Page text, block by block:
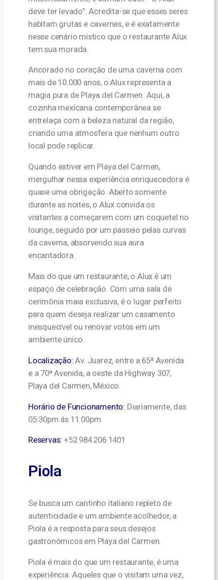
deve ter levado”. Acredita-se que esses seres
habitam grutas e cavernas, e é exatamente
nesse cenário místico que o restaurante Alux
tem sua morada.
Ancorado no coração de uma caverna com
mais de 10.000 anos, o Alux representa a
magia pura de Playa del Carmen. Aqui, a
cozinha mexicana contemporânea se
entrelaça com a beleza natural da região,
criando uma atmosfera que nenhum outro
local pode replicar.
Quando estiver em Playa del Carmen,
mergulhar nessa experiência enriquecedora é
quase uma obrigação. Aberto somente
durante as noites, o Alux convida os
visitantes a começarem com um coquetel no
lounge, seguido por um passeio pelas curvas
da caverna, absorvendo sua aura
encantadora.
Mais do que um restaurante, o Alux é um
espaço de celebração. Com uma sala de
cerimônia maia exclusiva, é o lugar perfeito
para quem deseja realizar um casamento
inesquecível ou renovar votos em um
ambiente único.
Localização: Av. Juarez, entre a 65ª Avenida
e a 70ª Avenida, a oeste da Highway 307,
Playa del Carmen, México.
Horário de Funcionamento: Diariamente, das
05:30pm ás 11:00pm
Reservas: +52 984 206 1401
Piola
Se busca um cantinho italiano repleto de
autenticidade e um ambiente acolhedor, a
Piola é a resposta para seus desejos
gastronômicos em Playa del Carmen.
Piola é mais do que um restaurante, é uma
experiência. Aqueles que o visitam uma vez,